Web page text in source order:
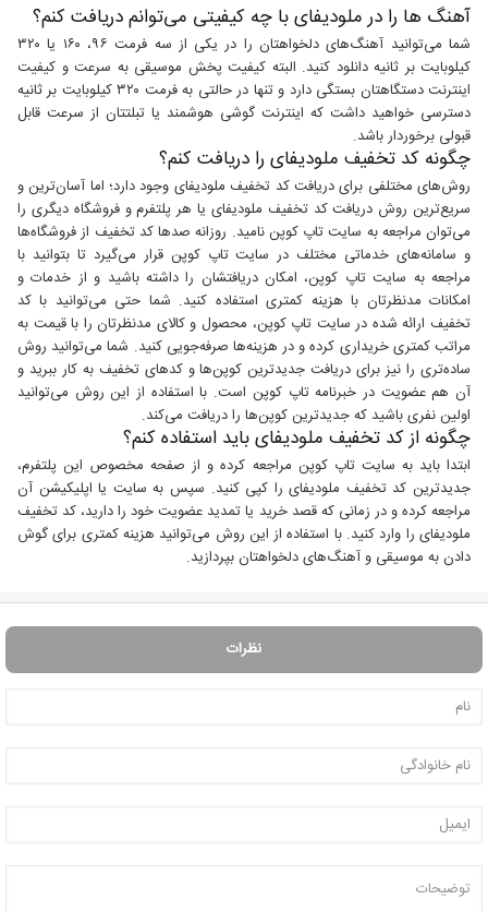
آهنگ ها را در ملودیفای با چه کیفیتی می‌توانم دریافت کنم؟
شما می‌توانید آهنگ‌های دلخواهتان را در یکی از سه فرمت ۹۶، ۱۶۰ یا ۳۲۰
کیلوبایت بر ثانیه دانلود کنید. البته کیفیت پخش موسیقی به سرعت و کیفیت
اینترنت دستگاهتان بستگی دارد و تنها در حالتی به فرمت ۳۲۰ کیلوبایت بر ثانیه
دسترسی خواهید داشت که اینترنت گوشی هوشمند یا تبلتتان از سرعت قابل
قبولی برخوردار باشد.
چگونه کد تخفیف ملودیفای را دریافت کنم؟
روش‌های مختلفی برای دریافت کد تخفیف ملودیفای وجود دارد؛ اما آسان‌ترین و
سریع‌ترین روش دریافت کد تخفیف ملودیفای یا هر پلتفرم و فروشگاه دیگری را
می‌توان مراجعه به سایت تاپ کوپن نامید. روزانه صدها کد تخفیف از فروشگاه‌ها
و سامانه‌های خدماتی مختلف در سایت تاپ کوپن قرار می‌گیرد تا بتوانید با
مراجعه به سایت تاپ کوپن، امکان دریافتشان را داشته باشید و از خدمات و
امکانات مدنظرتان با هزینه کمتری استفاده کنید. شما حتی می‌توانید با کد
تخفیف ارائه شده در سایت تاپ کوپن، محصول و کالای مدنظرتان را با قیمت به
مراتب کمتری خریداری کرده و در هزینه‌ها صرفه‌جویی کنید. شما می‌توانید روش
ساده‌تری را نیز برای دریافت جدیدترین کوپن‌ها و کدهای تخفیف به کار ببرید و
آن هم عضویت در خبرنامه تاپ کوپن است. با استفاده از این روش می‌توانید
اولین نفری باشید که جدیدترین کوپن‌ها را دریافت می‌کند.
چگونه از کد تخفیف ملودیفای باید استفاده کنم؟
ابتدا باید به سایت تاپ کوپن مراجعه کرده و از صفحه مخصوص این پلتفرم،
جدیدترین کد تخفیف ملودیفای را کپی کنید. سپس به سایت یا اپلیکیشن آن
مراجعه کرده و در زمانی که قصد خرید یا تمدید عضویت خود را دارید، کد تخفیف
ملودیفای را وارد کنید. با استفاده از این روش می‌توانید هزینه کمتری برای گوش
دادن به موسیقی و آهنگ‌های دلخواهتان بپردازید.
نظرات